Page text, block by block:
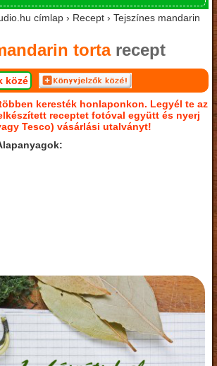
címlap › Recept › Tejszínes mandarin
tortarecept
közé
keresték honlaponkon. Legyél te az
receptet fotóval együtt és nyerj
Tesco) vásárlási utalványt!